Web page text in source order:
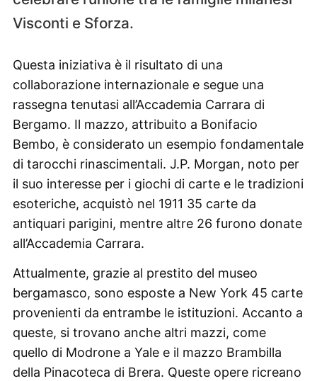
Visconti e Sforza.
Questa iniziativa è il risultato di una
collaborazione internazionale e segue una
rassegna tenutasi all’Accademia Carrara di
Bergamo. Il mazzo, attribuito a Bonifacio
Bembo, è considerato un esempio fondamentale
di tarocchi rinascimentali. J.P. Morgan, noto per
il suo interesse per i giochi di carte e le tradizioni
esoteriche, acquistò nel 1911 35 carte da
antiquari parigini, mentre altre 26 furono donate
all’Accademia Carrara.
Attualmente, grazie al prestito del museo
bergamasco, sono esposte a New York 45 carte
provenienti da entrambe le istituzioni. Accanto a
queste, si trovano anche altri mazzi, come
quello di Modrone a Yale e il mazzo Brambilla
della Pinacoteca di Brera. Queste opere ricreano